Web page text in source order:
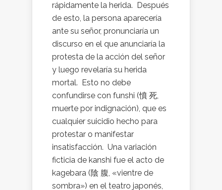
rápidamente la herida. Después
de esto, la persona aparecería
ante su señor, pronunciaría un
discurso en el que anunciaría la
protesta de la acción del señor
y luego revelaría su herida
mortal. Esto no debe
confundirse con funshi (憤 死,
muerte por indignación), que es
cualquier suicidio hecho para
protestar o manifestar
insatisfacción. Una variación
ficticia de kanshi fue el acto de
kagebara (陰 腹, «vientre de
sombra») en el teatro japonés,